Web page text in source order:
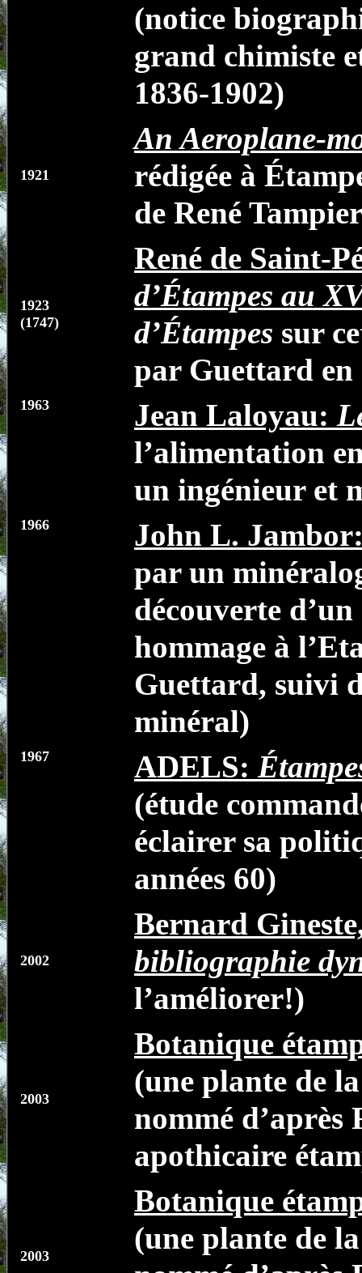
(notice
grand chimiste
1836-1902)
1921
An Aeroplane-
rédigée à
de René
1923
(1747)
René de Saint-
d’Étampes au
d’Étampes sur
par Guettard
1963 Jean Laloyau:
l’alimentation
un ingénieur et
1966
John L.
par un
découverte
hommage à
Guettard, suivi
minéral)
1967 ADELS:
(étude
éclairer sa
années 60)
2002
Bernard
bibliographie
l’améliorer!)
2003
Botanique
(une plante de
nommé d’après
apothicaire
2003
Botanique
(une plante de